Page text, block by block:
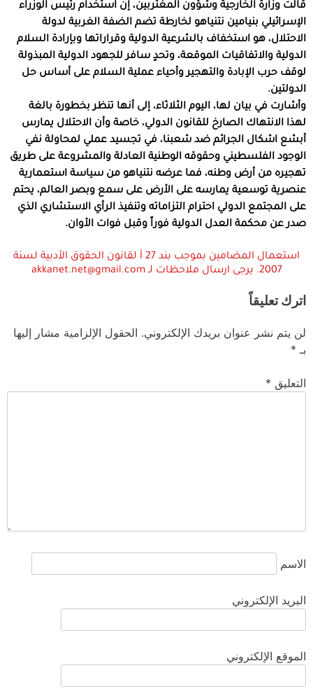
قالت وزارة الخارجية وشؤون المغتربين، إن استخدام رئيس الوزراء
الإسرائيلي بنيامين نتنياهو لخارطة تضم الضفة الغربية لدولة
الاحتلال، هو استخفاف بالشرعية الدولية وقراراتها وبإرادة السلام
الدولية والاتفاقيات الموقعة، وتحدٍ سافر للجهود الدولية المبذولة
لوقف حرب الإبادة والتهجير وأحياء عملية السلام على أساس حل
الدولتين.
وأشارت في بيان لها، اليوم الثلاثاء، إلى أنها تنظر بخطورة بالغة
لهذا الانتهاك الصارخ للقانون الدولي، خاصة وأن الاحتلال يمارس
أبشع اشكال الجرائم ضد شعبنا، في تجسيد عملي لمحاولة نفي
الوجود الفلسطيني وحقوقه الوطنية العادلة والمشروعة على طريق
تهجيره من أرض وطنه، فما عرضه نتنياهو من سياسة استعمارية
عنصرية توسعية يمارسه على الأرض على سمع وبصر العالم، يحتم
على المجتمع الدولي احترام التزاماته وتنفيذ الرأي الاستشاري الذي
صدر عن محكمة العدل الدولية فوراً وقبل فوات الأوان.
استعمال المضامين بموجب بند 27 أ لقانون الحقوق الأدبية لسنة
2007. يرجى ارسال ملاحظات لـ akkanet.net@gmail.com
اترك تعليقاً
لن يتم نشر عنوان بريدك الإلكتروني. الحقول الإلزامية مشار إليها
بـ *
التعليق *
الاسم
البريد الإلكتروني
الموقع الإلكتروني